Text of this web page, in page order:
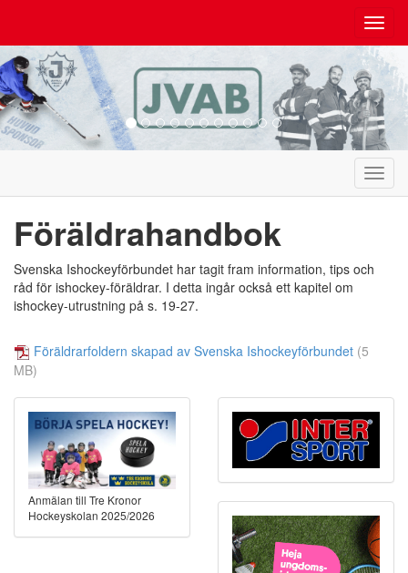
Föräldrahandbok
Svenska Ishockeyförbundet har tagit fram information, tips och
råd för ishockey-föräldrar. I detta ingår också ett kapitel om
ishockey-utrustning på s. 19-27.
Föräldrarfoldern skapad av Svenska Ishockeyförbundet (5
MB)
Anmälan till Tre Kronor
Hockeyskolan 2025/2026